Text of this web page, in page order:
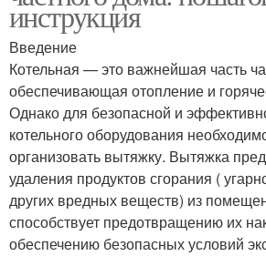
инструкция
Введение
Котельная — это важнейшая часть
обеспечивающая отопление и
Однако для безопасной и
котельного оборудования
организовать вытяжку. Вытяжка
удаления продуктов сгорания (
других вредных веществ) из
способствует предотвращению их
обеспечению безопасных условий